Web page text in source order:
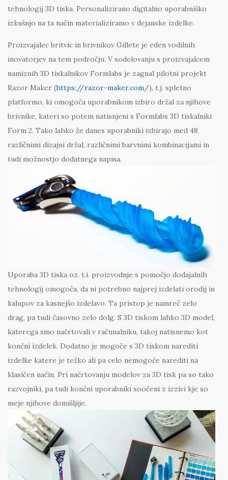
tehnologij 3D tiska. Personalizirano digitalno uporabniško
izkušnjo na ta način materializiramo v dejanske izdelke.
Proizvajalec britvic in brivnikov Gillete je eden vodilnih
inovatorjev na tem področju. V sodelovanju s proizvajalcem
namiznih 3D tiskalnikov Formlabs je zagnal pilotni projekt
Razor Maker (https://razor-maker.com/), t.j. spletno
platformo, ki omogoča uporabnikom izbiro držal za njihove
brivnike, kateri so potem natisnjeni s Formlabs 3D tiskalniki
Form 2. Tako lahko že danes uporabniki izbirajo med 48
različnimi dizajni držal, različnimi barvnimi kombinacijami in
tudi možnostjo dodatnega napisa.
Uporaba 3D tiska oz. t.i. proizvodnje s pomočjo dodajalnih
tehnologij omogoča, da ni potrebno najprej izdelati orodij in
kalupov za kasnejšo izdelavo. Ta pristop je namreč zelo
drag, pa tudi časovno zelo dolg. S 3D tiskom lahko 3D model,
katerega smo načrtovali v računalniku, takoj natisnemo kot
končni izdelek. Dodatno je mogoče s 3D tiskom narediti
izdelke katere je težko ali pa celo nemogoče narediti na
klasičen način. Pri načrtovanju modelov za 3D tisk pa so tako
razvojniki, pa tudi končni uporabniki soočeni z izzivi kje so
meje njihove domišljije.